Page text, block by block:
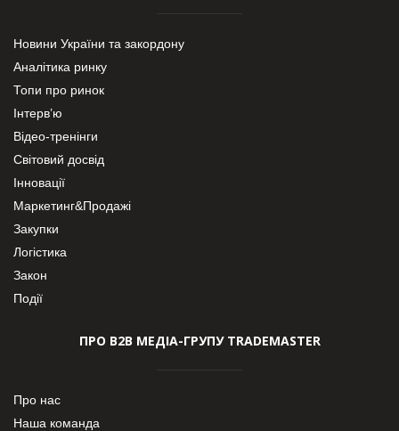
Новини України та закордону
Аналітика ринку
Топи про ринок
Інтерв’ю
Відео-тренінги
Світовий досвід
Інновації
Маркетинг&Продажі
Закупки
Логістика
Закон
Події
ПРО В2В МЕДІА-ГРУПУ TRADEMASTER
Про нас
Наша команда